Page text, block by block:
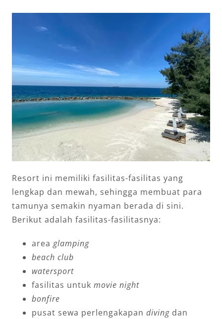
Resort ini memiliki fasilitas-fasilitas yang
lengkap dan mewah, sehingga membuat para
tamunya semakin nyaman berada di sini.
Berikut adalah fasilitas-fasilitasnya:
areaglamping
beach club
watersport
fasilitas untuk movie night
bonfire
pusat sewa perlengakapan divingdan